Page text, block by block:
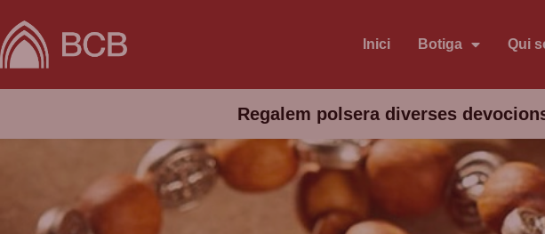
Inici Botiga Qui
Regalem polsera diverses